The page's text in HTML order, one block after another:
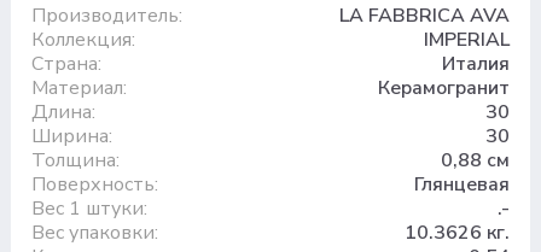
Производитель:
LA FABBRICA AVA
Коллекция:
IMPERIAL
Страна:
Италия
Материал:
Керамогранит
Длина:
30
Ширина:
30
Толщина:
0,88 см
Поверхность:
Глянцевая
Вес 1 штуки:
.-
Вес упаковки:
10.3626 кг.